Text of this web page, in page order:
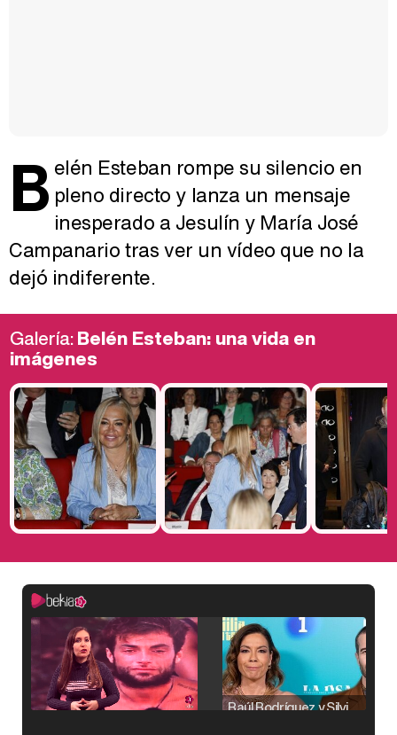
B elén Esteban rompe su silencio en
pleno directo y lanza un mensaje
inesperado a Jesulín y María José
Campanario tras ver un vídeo que no la
dejó indiferente.
Galería:Belén Esteban: una vida en
imágenes
Raúl Rodríguez y Silvia Taulés nos cuentan su papel en 'La familia de la tele'